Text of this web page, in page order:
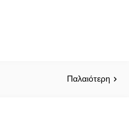
Παλαιότερη